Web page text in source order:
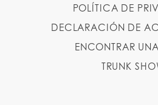
POLÍTICA DE
DECLARACIÓN DE
ENCONTRAR
TRUNK